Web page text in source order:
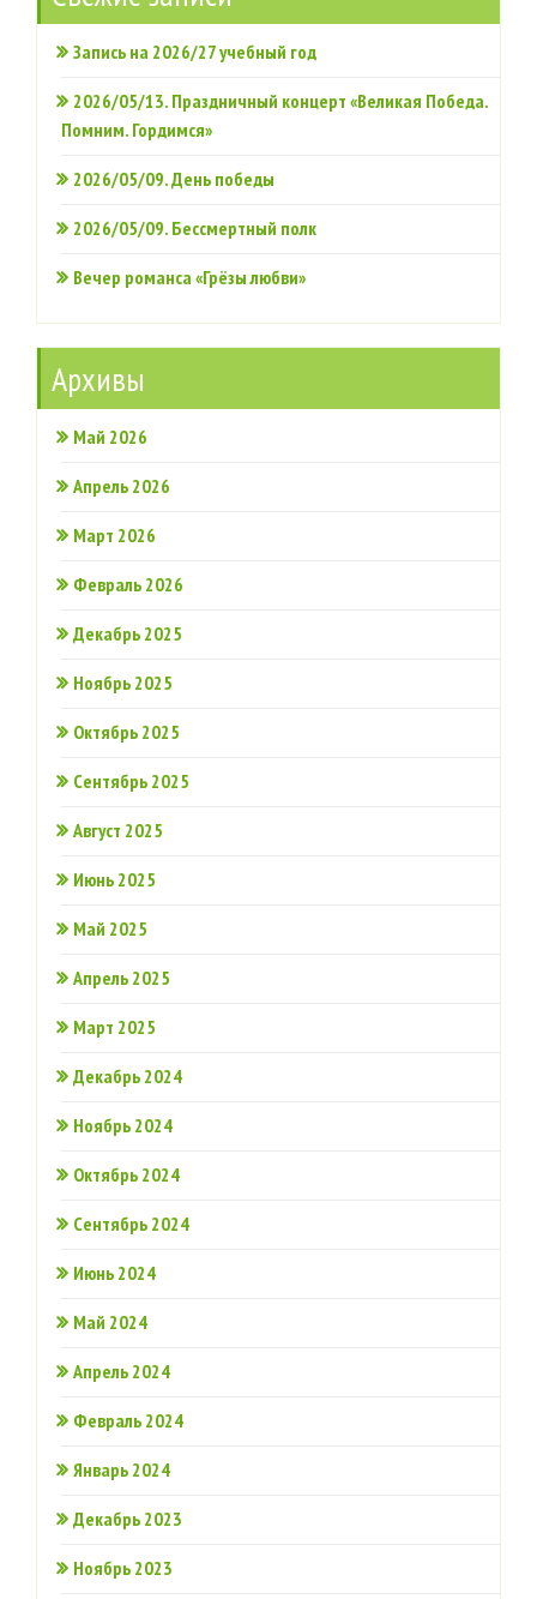
Запись на 2026/27 учебный год
2026/05/13. Праздничный концерт «Великая Победа.
Помним. Гордимся»
2026/05/09. День победы
2026/05/09. Бессмертный полк
Вечер романса «Грёзы любви»
Архивы
Май 2026
Апрель 2026
Март 2026
Февраль 2026
Декабрь 2025
Ноябрь 2025
Октябрь 2025
Сентябрь 2025
Август 2025
Июнь 2025
Май 2025
Апрель 2025
Март 2025
Декабрь 2024
Ноябрь 2024
Октябрь 2024
Сентябрь 2024
Июнь 2024
Май 2024
Апрель 2024
Февраль 2024
Январь 2024
Декабрь 2023
Ноябрь 2023